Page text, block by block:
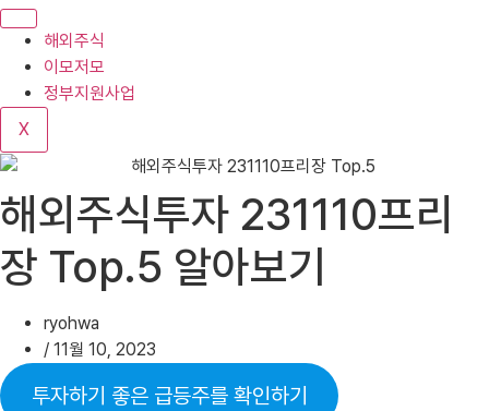
로
기
해외주식
이모저모
정부지원사업
X
해외주식투자 231110프리
장 Top.5 알아보기
ryohwa
/ 11월 10, 2023
투자하기 좋은 급등주를 확인하기